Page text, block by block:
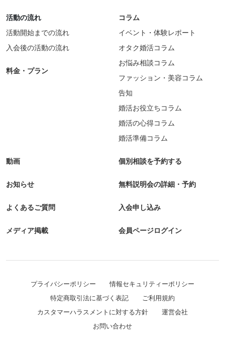
活動の流れ
活動開始までの流れ
入会後の活動の流れ
料金・プラン
コラム
イベント・体験レポート
オタク婚活コラム
お悩み相談コラム
ファッション・美容コラム
告知
婚活お役立ちコラム
婚活の心得コラム
婚活準備コラム
動画
お知らせ
よくあるご質問
メディア掲載
個別相談を予約する
無料説明会の詳細・予約
入会申し込み
会員ページログイン
プライバシーポリシー
情報セキュリティーポリシー
特定商取引法に基づく表記
ご利用規約
カスタマーハラスメントに対する方針
運営会社
お問い合わせ